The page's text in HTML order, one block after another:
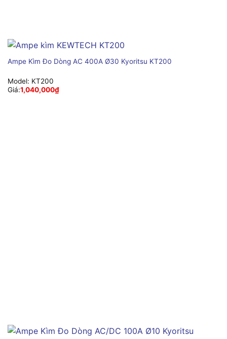
Ampe Kìm Đo Dòng AC 400A Ø30 Kyoritsu KT200
Model: KT200
Giá:1,040,000₫